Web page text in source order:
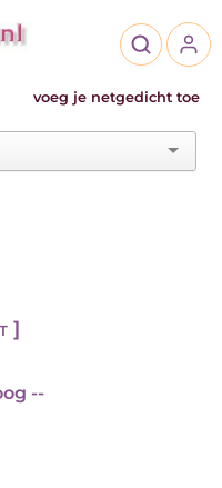
voeg je netgedicht toe
]
--